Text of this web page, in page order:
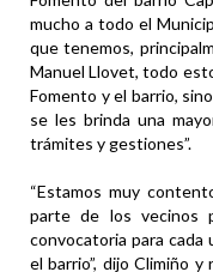
mucho a todo el
que tenemos,
Manuel Llovet, todo
Fomento y el barrio,
se les brinda una
trámites y gestiones”.
“Estamos muy
parte de los vecinos
convocatoria para
el barrio”, dijo Climiño